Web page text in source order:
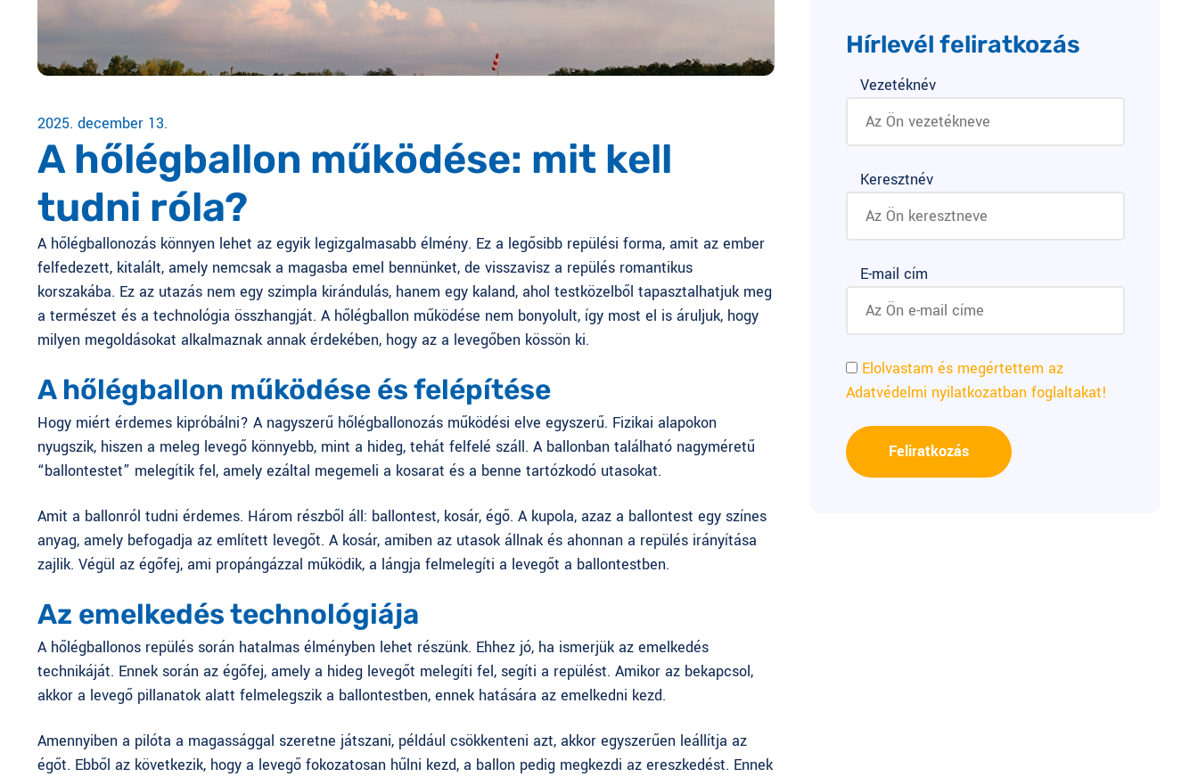
2025. december 13.
A hőlégballon működése: mit kell
tudni róla?
A hőlégballonozás könnyen lehet az egyik legizgalmasabb élmény. Ez a legősibb repülési forma, amit az ember
felfedezett, kitalált, amely nemcsak a magasba emel bennünket, de visszavisz a repülés romantikus
korszakába. Ez az utazás nem egy szimpla kirándulás, hanem egy kaland, ahol testközelből tapasztalhatjuk meg
a természet és a technológia összhangját. A hőlégballon működése nem bonyolult, így most el is áruljuk, hogy
milyen megoldásokat alkalmaznak annak érdekében, hogy az a levegőben kössön ki.
A hőlégballon működése és felépítése
Hogy miért érdemes kipróbálni? A nagyszerű hőlégballonozás működési elve egyszerű. Fizikai alapokon
nyugszik, hiszen a meleg levegő könnyebb, mint a hideg, tehát felfelé száll. A ballonban található nagyméretű
“ballontestet” melegítik fel, amely ezáltal megemeli a kosarat és a benne tartózkodó utasokat.
Amit a ballonról tudni érdemes. Három részből áll: ballontest, kosár, égő. A kupola, azaz a ballontest egy színes
anyag, amely befogadja az említett levegőt. A kosár, amiben az utasok állnak és ahonnan a repülés irányítása
zajlik. Végül az égőfej, ami propángázzal működik, a lángja felmelegíti a levegőt a ballontestben.
Az emelkedés technológiája
A hőlégballonos repülés során hatalmas élményben lehet részünk. Ehhez jó, ha ismerjük az emelkedés
technikáját. Ennek során az égőfej, amely a hideg levegőt melegíti fel, segíti a repülést. Amikor az bekapcsol,
akkor a levegő pillanatok alatt felmelegszik a ballontestben, ennek hatására az emelkedni kezd.
Amennyiben a pilóta a magassággal szeretne játszani, például csökkenteni azt, akkor egyszerűen leállítja az
égőt. Ebből az következik, hogy a levegő fokozatosan hűlni kezd, a ballon pedig megkezdi az ereszkedést. Ennek
Hírlevél feliratkozás
Vezetéknév
Keresztnév
E-mail cím
Elolvastam és megértettem az
Adatvédelmi nyilatkozatban foglaltakat!